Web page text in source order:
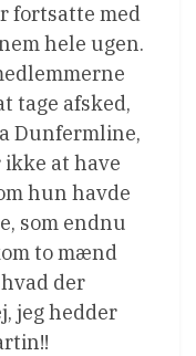
fortsatte med
hele ugen.
tage afsked,
Dunfermline,
at have
hun havde
som endnu
to mænd
der
jeg hedder